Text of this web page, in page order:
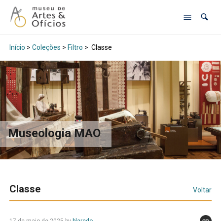
Início > Coleções > Filtro > Classe
Museologia MAO
Classe Voltar